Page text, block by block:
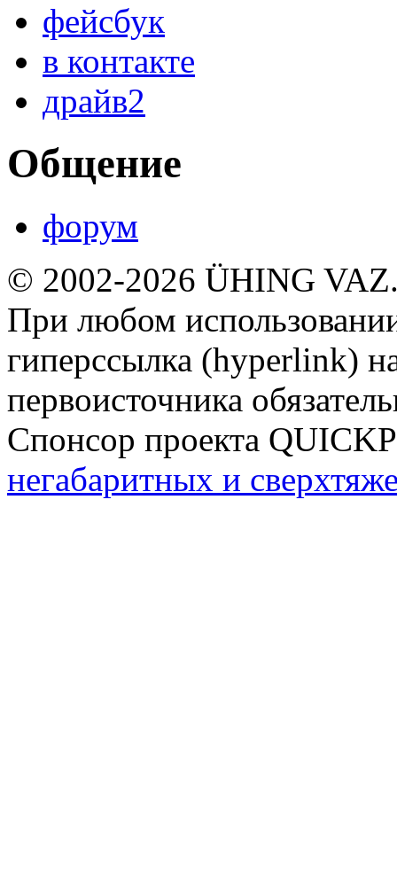
фейсбук
в контакте
драйв2
Общение
форум
© 2002-2026 ÜHING
При любом
гиперссылка (hyperlink)
первоисточника
Спонсор проекта
негабаритных и